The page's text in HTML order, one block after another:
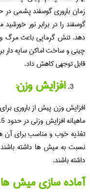
گوسفند را در برابر نور
دهد. تنش گرمایی باعث مرگ
چینی و ساخت اماکن سایه دار
قابل توجهی کاهش داد.
افزایش وزن:
افزایش وزن پیش از باروری
تغذیه خوب و مناسب برای آن
داشته باشند.
آماده سازی میش